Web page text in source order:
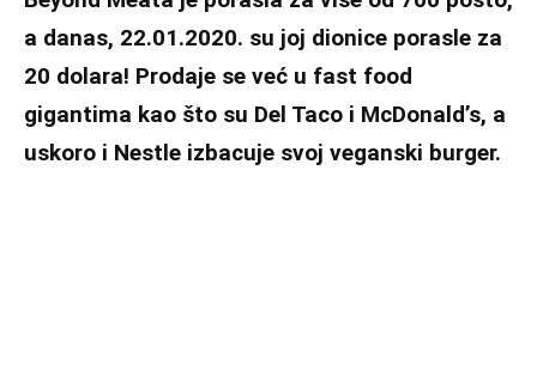
a danas, 22.01.2020. su joj dionice porasle za
20 dolara! Prodaje se već u fast food
gigantima kao što su Del Taco i McDonald’s, a
uskoro i Nestle izbacuje svoj veganski burger.